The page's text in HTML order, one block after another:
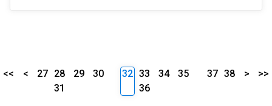
<< < 27 28 29
30
31
32 33 34
35
36
37 38 > >>